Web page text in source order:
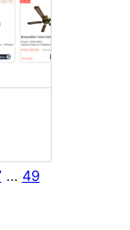
… 49